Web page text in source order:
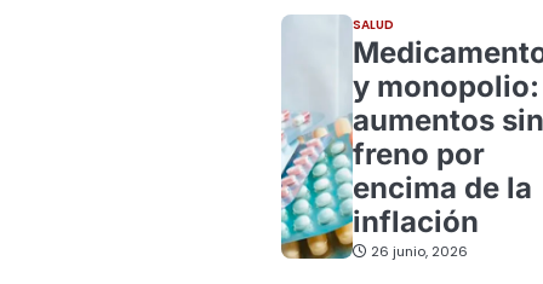
SALUD
y monopolio:
aumentos sin
freno por
encima de la
inflación
26 junio, 2026